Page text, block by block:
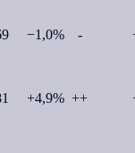
−1,0% -
+4,9% ++